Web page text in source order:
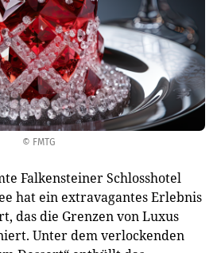
© FMTG
Falkensteiner Schlosshotel
hat ein extravagantes Erlebnis
das die Grenzen von Luxus
Unter dem verlockenden